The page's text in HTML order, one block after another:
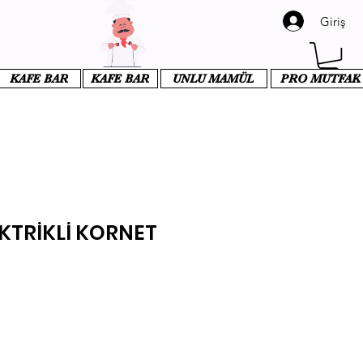
Giriş
KAFE BAR KAFE BAR UNLU MAMÜL PRO MUTFAK
KORNET